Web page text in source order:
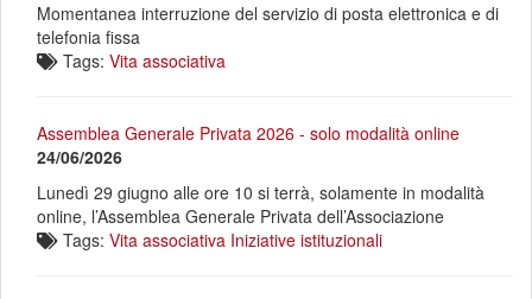
Momentanea interruzione del servizio di posta elettronica e di
telefonia fissa
Tags: Vita associativa
Assemblea Generale Privata 2026 - solo modalità online
24/06/2026
Lunedì 29 giugno alle ore 10 si terrà, solamente in modalità
online, l’Assemblea Generale Privata dell’Associazione
Tags: Vita associativa Iniziative istituzionali